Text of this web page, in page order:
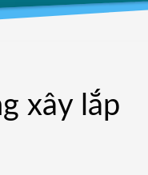
xây lắp